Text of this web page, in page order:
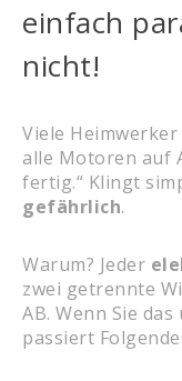
einfach
nicht!
Viele
alle Motoren auf
fertig.“ Klingt
gefährlich.
Warum? Jeder
zwei getrennte
AB. Wenn Sie
passiert